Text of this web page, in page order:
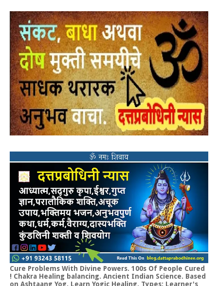
Cure Problems With Divine Powers. 100s Of People Cured
! Chakra Healing balancing. Ancient Indian Science. Based
on Ashtaang Yog. Learn Yogic Healing. Types: Learner's